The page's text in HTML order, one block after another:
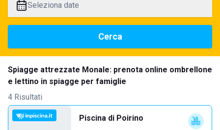
Seleziona date
Cerca
Spiagge attrezzate Monale: prenota online ombrellone
e lettino in spiagge per famiglie
4 Risultati
Piscina di Poirino